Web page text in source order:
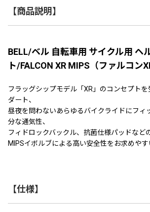
【商品説明】
BELL/ベル 自転車用 サイクル用 ヘ
ト/FALCON XR MIPS（ファルコン
フラッグシップモデル「XR」のコンセプト
ダート、
昼夜を問わないあらゆるバイクライドにフィ
分な通気性、
フィドロックバックル、抗菌仕様パッドなど
MIPSイボルブによる高い安全性をお求めやす
【仕様】